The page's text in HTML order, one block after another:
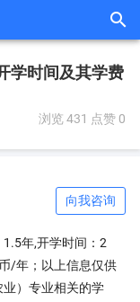

学时间及其学费
浏览 431 点赞 0
向我咨询
年,开学时间：2
/年；以上信息仅供
）专业相关的学